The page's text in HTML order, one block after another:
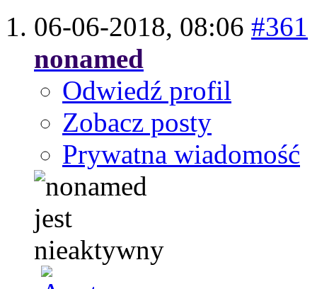
06-06-2018, 08:06 #361
nonamed
Odwiedź profil
Zobacz posty
Prywatna wiadomość